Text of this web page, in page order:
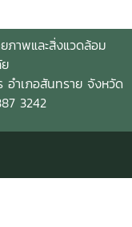
ภาพและสิ่งแวดล้อม
ำเภอสันทราย จังหวัด
3242